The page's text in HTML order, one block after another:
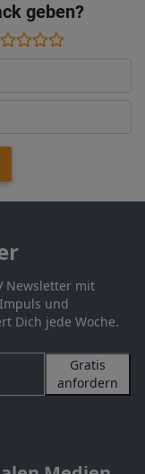
geben?
Newsletter mit
und
Dich jede Woche.
Gratis
anfordern